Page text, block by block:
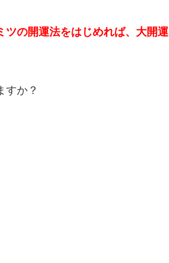
ツの開運法をはじめれば、大開運
すか？